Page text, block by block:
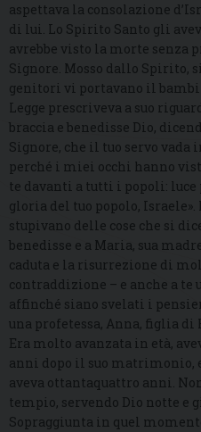
aspettava la consolazione
di lui. Lo Spirito Santo gli
avrebbe visto la morte senza
Signore. Mosso dallo Spirito,
genitori vi portavano il
Legge prescriveva a suo
braccia e benedisse Dio,
Signore, che il tuo servo vada
perché i miei occhi hanno
te davanti a tutti i popoli:
gloria del tuo popolo,
stupivano delle cose che si
benedisse e a Maria, sua
caduta e la risurrezione di
contraddizione – e anche a te
affinché siano svelati i
una profetessa, Anna, figlia di
Era molto avanzata in età,
anni dopo il suo matrimonio,
aveva ottantaquattro anni.
tempio, servendo Dio notte e
Sopraggiunta in quel